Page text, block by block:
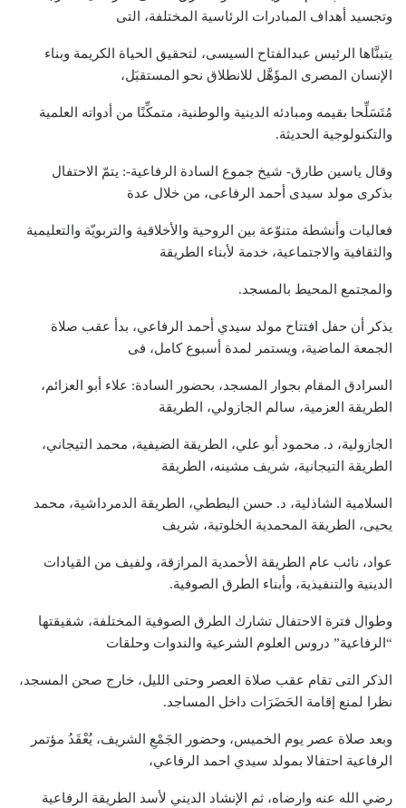
وتجسيد أهداف المبادرات الرئاسية المختلفة، التى
يتبنَّاها الرئيس عبدالفتاح السيسى، لتحقيق الحياة الكريمة وبناء
الإنسان المصرى المؤَهَّل للانطلاق نحو المستقبَل،
مُتَسَلِّحا بقيمه ومبادئه الدينية والوطنية، متمكِّنًا من أدواته العلمية
والتكنولوجية الحديثة.
وقال ياسين طارق- شيخ جموع السادة الرفاعية-: يتمّ الاحتفال
بذكرى مولد سيدى أحمد الرفاعى، من خلال عدة
فعاليات وأنشطة متنوّعة بين الروحية والأخلاقية والتربويّة والتعليمية
والثقافية والاجتماعية، خدمة لأبناء الطريقة
والمجتمع المحيط بالمسجد.
يذكر أن حفل افتتاح مولد سيدي أحمد الرفاعي، بدأ عقب صلاة
الجمعة الماضية، ويستمر لمدة أسبوع كامل، فى
السرادق المقام بجوار المسجد، بحضور السادة: علاء أبو العزائم،
الطريقة العزمية، سالم الجازولي، الطريقة
الجازولية، د. محمود أبو علي، الطريقة الضيفية، محمد التيجاني،
الطريقة التيجانية، شريف مشينه، الطريقة
السلامية الشاذلية، د. حسن البططي، الطريقة الدمرداشية، محمد
يحيى، الطريقة المحمدية الخلوتية، شريف
عواد، نائب عام الطريقة الأحمدية المرازقة، ولفيف من القيادات
الدينية والتنفيذية، وأبناء الطرق الصوفية.
وطوال فترة الاحتفال تشارك الطرق الصوفية المختلفة، شقيقتها
“الرفاعية” دروس العلوم الشرعية والندوات وحلقات
الذكر التى تقام عقب صلاة العصر وحتى الليل، خارج صحن المسجد،
نظرا لمنع إقامة الحَضَرَات داخل المساجد.
وبعد صلاة عصر يوم الخميس، وحضور الجَمْعِ الشريف، يُعْقَدُ مؤتمر
الرفاعية احتفالا بمولد سيدي احمد الرفاعي،
رضي الله عنه وارضاه، ثم الإنشاد الديني لأسد الطريقة الرفاعية